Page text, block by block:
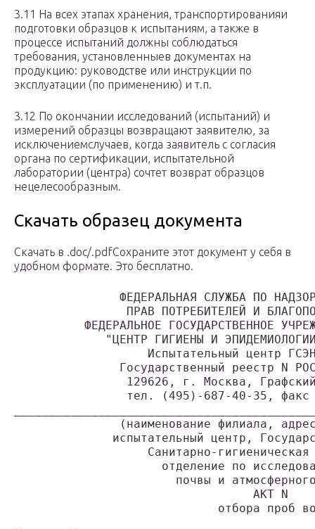
3.11 На всех этапах хранения, транспортированияи
подготовки образцов к испытаниям, а также в
процессе испытаний должны соблюдаться
требования, установленныев документах на
продукцию: руководстве или инструкции по
эксплуатации (по применению) и т.п.
3.12 По окончании исследований (испытаний) и
измерений образцы возвращают заявителю, за
исключениемслучаев, когда заявитель с согласия
органа по сертификации, испытательной
лаборатории (центра) сочтет возврат образцов
нецелесообразным.
Скачать образец документа
Скачать в .doc/.pdfСохраните этот документ у себя в
удобном формате. Это бесплатно.
ФЕДЕРАЛЬНАЯ СЛУЖБА ПО
ПРАВ ПОТРЕБИТЕЛЕЙ И
ФЕДЕРАЛЬНОЕ ГОСУДАРСТВЕННОЕ
"ЦЕНТР ГИГИЕНЫ И
Испытательный центр
Государственный реестр N
129626, г. Москва,
тел. (495)-687-40-35, факс
(наименование филиала,
испытательный центр,
Санитарно-гигиеническая
отделение по
почвы и
                                  АКТ N
отбора проб